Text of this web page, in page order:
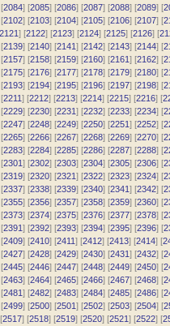
2084] [2085] [2086] [2087] [2088] [2089] [
2102] [2103] [2104] [2105] [2106] [2107] [
] [2122] [2123] [2124] [2125] [2126] [
2139] [2140] [2141] [2142] [2143] [2144] [
2157] [2158] [2159] [2160] [2161] [2162] [
2175] [2176] [2177] [2178] [2179] [2180] [
2193] [2194] [2195] [2196] [2197] [2198] [
2211] [2212] [2213] [2214] [2215] [2216] [
2229] [2230] [2231] [2232] [2233] [2234] [
2247] [2248] [2249] [2250] [2251] [2252] [
2265] [2266] [2267] [2268] [2269] [2270] [
2283] [2284] [2285] [2286] [2287] [2288] [
2301] [2302] [2303] [2304] [2305] [2306] [
2319] [2320] [2321] [2322] [2323] [2324] [
2337] [2338] [2339] [2340] [2341] [2342] [
2355] [2356] [2357] [2358] [2359] [2360] [
2373] [2374] [2375] [2376] [2377] [2378] [
2391] [2392] [2393] [2394] [2395] [2396] [
2409] [2410] [2411] [2412] [2413] [2414] [
2427] [2428] [2429] [2430] [2431] [2432] [
2445] [2446] [2447] [2448] [2449] [2450] [
2463] [2464] [2465] [2466] [2467] [2468] [
2481] [2482] [2483] [2484] [2485] [2486] [
2499] [2500] [2501] [2502] [2503] [2504] [
2517] [2518] [2519] [2520] [2521] [2522] [